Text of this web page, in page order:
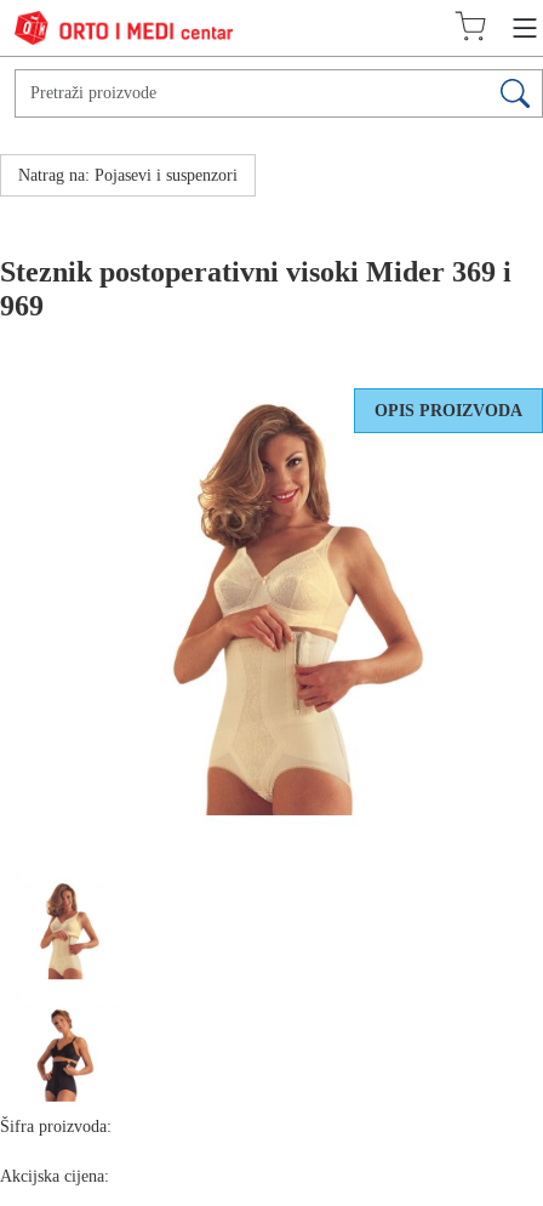
Natrag na: Pojasevi i suspenzori
Steznik postoperativni visoki Mider 369 i
969
OPIS PROIZVODA
Šifra proizvoda:
Akcijska cijena: